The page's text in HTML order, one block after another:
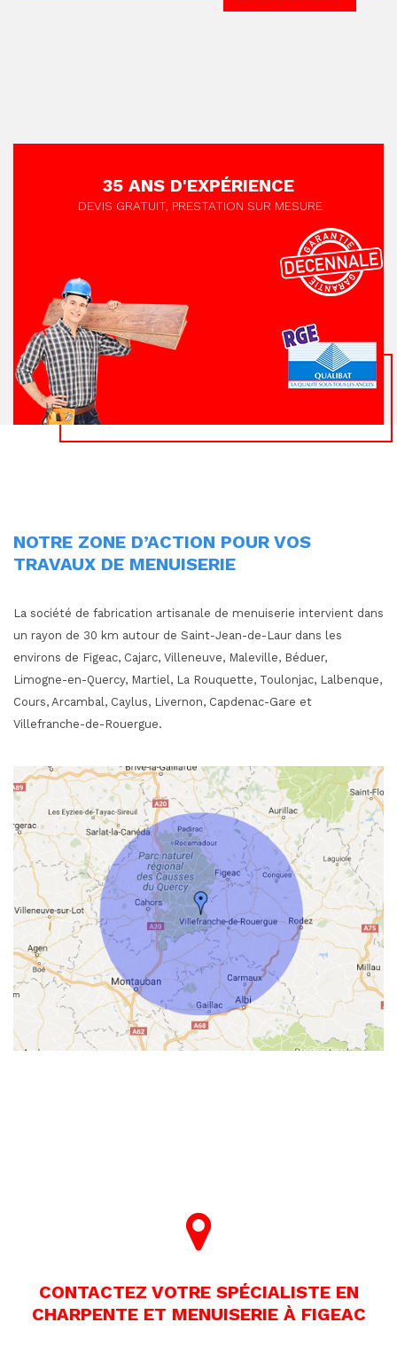
35 ANS D'EXPÉRIENCE
DEVIS GRATUIT, PRESTATION SUR MESURE
NOTRE ZONE D’ACTION POUR VOS
TRAVAUX DE MENUISERIE
La société de fabrication artisanale de menuiserie intervient dans
un rayon de 30 km autour de Saint-Jean-de-Laur dans les
environs de Figeac, Cajarc, Villeneuve, Maleville, Béduer,
Limogne-en-Quercy, Martiel, La Rouquette, Toulonjac, Lalbenque,
Cours, Arcambal, Caylus, Livernon, Capdenac-Gare et
Villefranche-de-Rouergue.
CONTACTEZ VOTRE SPÉCIALISTE EN
CHARPENTE ET MENUISERIE À FIGEAC